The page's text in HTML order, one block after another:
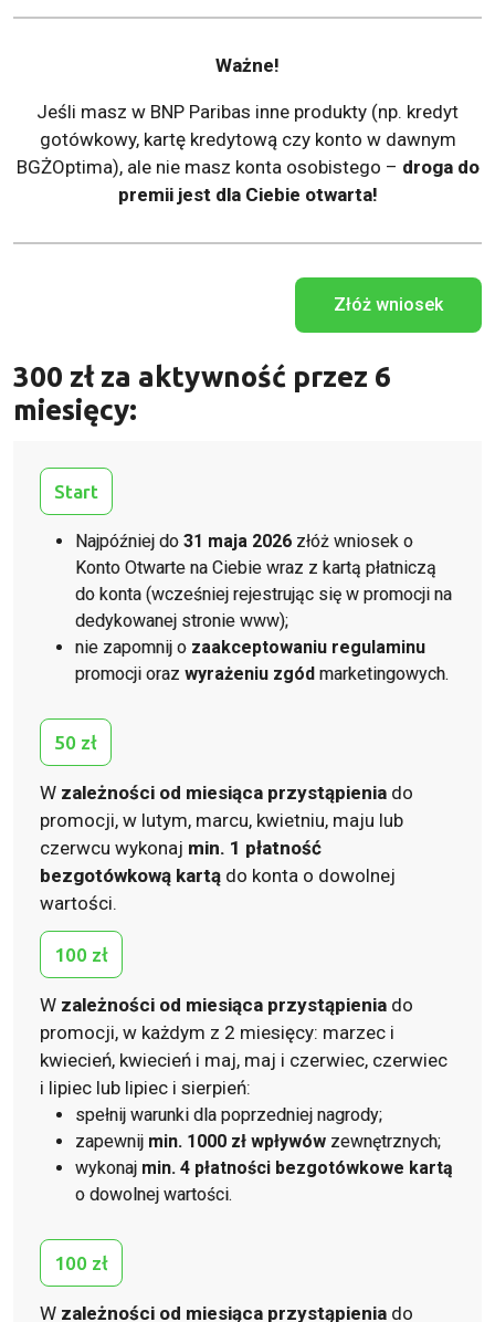
Ważne!
Jeśli masz w BNP Paribas inne produkty (np. kredyt
gotówkowy, kartę kredytową czy konto w dawnym
BGŻOptima), ale nie masz konta osobistego – droga do
premii jest dla Ciebie otwarta!
Złóż wniosek
300 zł za aktywność przez 6
miesięcy:
Start
Najpóźniej do 31 maja 2026 złóż wniosek o
Konto Otwarte na Ciebie wraz z kartą płatniczą
do konta (wcześniej rejestrując się w promocji na
dedykowanej stronie www);
nie zapomnij o zaakceptowaniu regulaminu
promocji oraz wyrażeniu zgód marketingowych.
50 zł
W zależności od miesiąca przystąpienia do
promocji, w lutym, marcu, kwietniu, maju lub
czerwcu wykonaj min. 1 płatność
bezgotówkową kartą do konta o dowolnej
wartości.
100 zł
W zależności od miesiąca przystąpienia do
promocji, w każdym z 2 miesięcy: marzec i
kwiecień, kwiecień i maj, maj i czerwiec, czerwiec
i lipiec lub lipiec i sierpień:
spełnij warunki dla poprzedniej nagrody;
zapewnij min. 1000 zł wpływów zewnętrznych;
wykonaj min. 4 płatności bezgotówkowe kartą
o dowolnej wartości.
100 zł
W zależności od miesiąca przystąpienia do